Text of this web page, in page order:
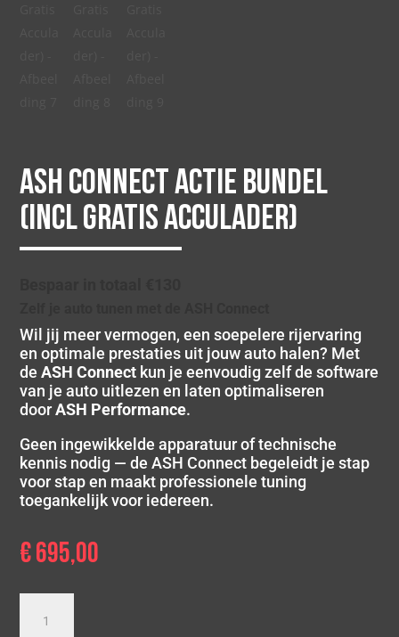
ASH Connect Actie Bundel
(incl Gratis Acculader)
Wil jij meer vermogen, een soepelere rijervaring
en optimale prestaties uit jouw auto halen? Met
deASH Connect kun je eenvoudig zelf de software
van je auto uitlezen en laten optimaliseren
doorASH Performance.
Geen ingewikkelde apparatuur of technische
kennis nodig — de ASH Connect begeleidt je stap
voor stap en maakt professionele tuning
toegankelijk voor iedereen.
€695,00
Connect